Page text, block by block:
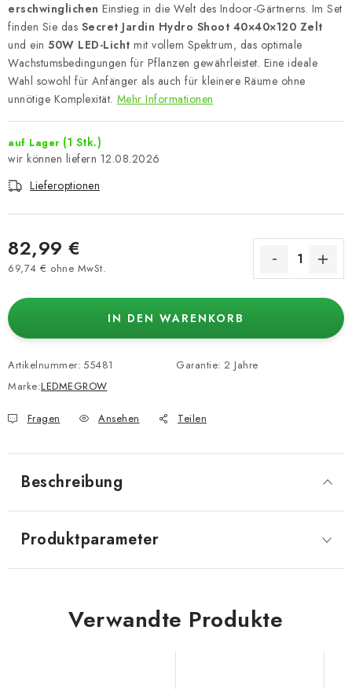
erschwinglichen Einstieg in die Welt des Indoor-Gärtnerns. Im Set
finden Sie das Secret Jardin Hydro Shoot 40×40×120 Zelt
und ein 50W LED-Licht mit vollem Spektrum, das optimale
Wachstumsbedingungen für Pflanzen gewährleistet. Eine ideale
Wahl sowohl für Anfänger als auch für kleinere Räume ohne
unnötige Komplexität. Mehr Informationen
auf Lager (1 Stk.)
12.08.2026
Lieferoptionen
82,99 €
69,74 € ohne MwSt.
IN DEN WARENKORB
Artikelnummer: 55481
Marke:LEDMEGROW
Garantie: 2 Jahre
Fragen Ansehen Teilen
Beschreibung
Produktparameter
Verwandte Produkte